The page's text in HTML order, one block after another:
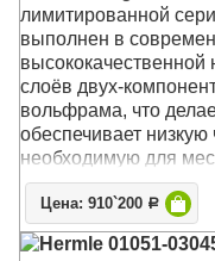
лимитированной
выполнен в
высококачественной
слоёв двух-
вольфрама, что
обеспечивает низкую
необходимую для
погрешность хода
Механизм:
Корпус: Матовый
Цена: 910`200 Р
Hermle 01051-